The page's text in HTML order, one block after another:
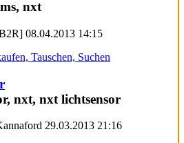
08.04.2013 14:15
Tauschen, Suchen
29.03.2013 21:16